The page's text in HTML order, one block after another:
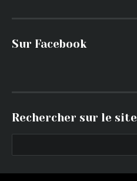
Sur Facebook
Rechercher sur le site